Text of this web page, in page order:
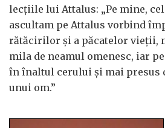
lecțiile lui Attalus: „Pe mine,
ascultam pe Attalus vorbind
rătăcirilor și a păcatelor vieții,
mila de neamul omenesc, iar
în înaltul cerului și mai presus
unui om.”